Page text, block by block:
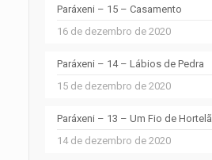
Paráxeni – 15 – Casamento
16 de dezembro de 2020
Paráxeni – 14 – Lábios de Pedra
15 de dezembro de 2020
Paráxeni – 13 – Um Fio de Hortelã
14 de dezembro de 2020